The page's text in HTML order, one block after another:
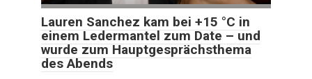
Lauren Sanchez kam bei +15 °C in
einem Ledermantel zum Date – und
wurde zum Hauptgesprächsthema
des Abends